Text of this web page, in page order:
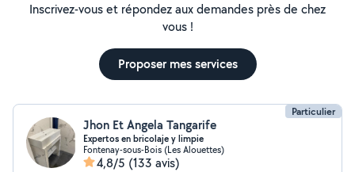
Inscrivez-vous et répondez aux demandes près de chez
vous !
Proposer mes services
Particulier
Jhon Et Angela Tangarife
Expertos en bricolaje y limpie
Fontenay-sous-Bois (Les Alouettes)
4,8/5 (133 avis)